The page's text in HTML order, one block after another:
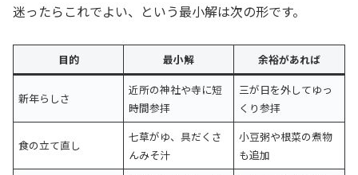
迷ったらこれでよい、という最小解は次の形です。
目的 最小解 余裕があれば
新年らしさ
近所の神社や寺に短
時間参拝
三が日を外してゆっ
くり参拝
食の立て直し
七草がゆ、具だくさ
んみそ汁
小豆粥や根菜の煮物
も追加